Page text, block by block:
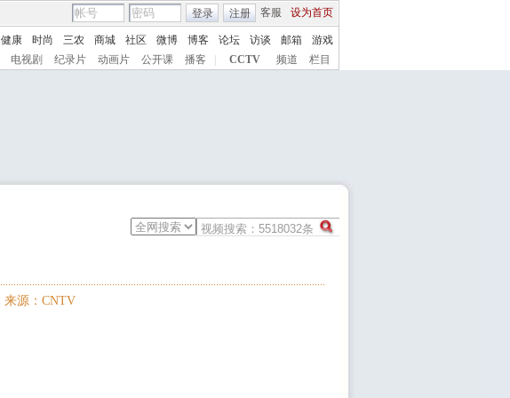
客服 设为首页
登录 注册
健康 时尚 三农 商城 社区 微博 博客 论坛 访谈 邮箱
游戏
电视剧 纪录片 动画片 公开课 播客 CCTV 频道 栏目
来源：CNTV